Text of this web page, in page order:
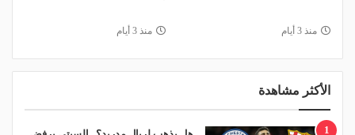
منذ 3 أيام منذ 3 أيام
الأكثر مشاهدة
1